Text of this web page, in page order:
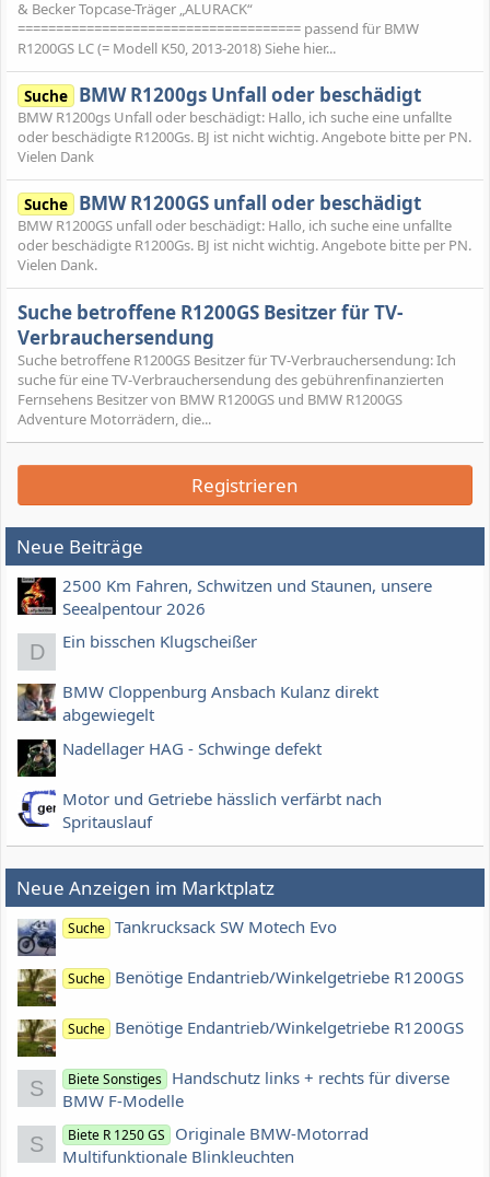
& Becker Topcase-Träger „ALURACK“
===================================== passend für BMW
R1200GS LC (= Modell K50, 2013-2018) Siehe hier...
Suche BMW R1200gs Unfall oder beschädigt
BMW R1200gs Unfall oder beschädigt: Hallo, ich suche eine unfallte
oder beschädigte R1200Gs. BJ ist nicht wichtig. Angebote bitte per PN.
Vielen Dank
Suche BMW R1200GS unfall oder beschädigt
BMW R1200GS unfall oder beschädigt: Hallo, ich suche eine unfallte
oder beschädigte R1200Gs. BJ ist nicht wichtig. Angebote bitte per PN.
Vielen Dank.
Suche betroffene R1200GS Besitzer für TV-
Verbrauchersendung
Suche betroffene R1200GS Besitzer für TV-Verbrauchersendung: Ich
suche für eine TV-Verbrauchersendung des gebührenfinanzierten
Fernsehens Besitzer von BMW R1200GS und BMW R1200GS
Adventure Motorrädern, die...
Registrieren
Neue Beiträge
2500 Km Fahren, Schwitzen und Staunen, unsere
Seealpentour 2026
D Ein bisschen Klugscheißer
BMW Cloppenburg Ansbach Kulanz direkt
abgewiegelt
Nadellager HAG - Schwinge defekt
Motor und Getriebe hässlich verfärbt nach
Spritauslauf
Neue Anzeigen im Marktplatz
Suche Tankrucksack SW Motech Evo
Suche Benötige Endantrieb/Winkelgetriebe R1200GS
Suche Benötige Endantrieb/Winkelgetriebe R1200GS
S Biete Sonstiges Handschutz links + rechts für diverse
BMW F-Modelle
S Biete R 1250 GS
Originale BMW-Motorrad
Multifunktionale Blinkleuchten